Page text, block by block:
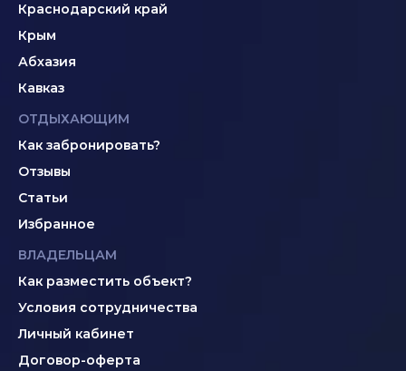
Краснодарский край
Крым
Абхазия
Кавказ
ОТДЫХАЮЩИМ
Как забронировать?
Отзывы
Статьи
Избранное
ВЛАДЕЛЬЦАМ
Как разместить объект?
Условия сотрудничества
Личный кабинет
Договор-оферта